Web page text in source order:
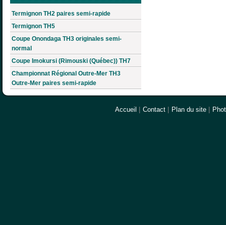
Termignon TH2 paires semi-rapide
Termignon TH5
Coupe Onondaga TH3 originales semi-
normal
Coupe Imokursi (Rimouski (Québec)) TH7
Championnat Régional Outre-Mer TH3
Outre-Mer paires semi-rapide
Accueil Contact Plan du site